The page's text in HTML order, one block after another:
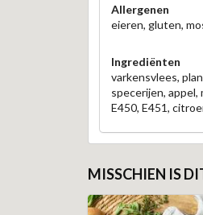
Allergenen
eieren, gluten,
Ingrediënten
varkensvlees,
specerijen, appel,
E450, E451,
MISSCHIEN IS